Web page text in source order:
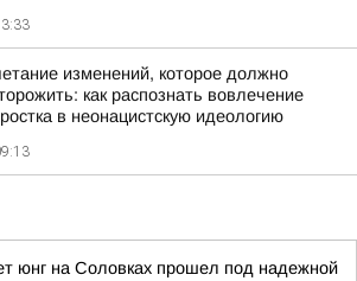
изменений, которое должно
как распознать вовлечение
в неонацистскую идеологию
юнг на Соловках прошел под надежной